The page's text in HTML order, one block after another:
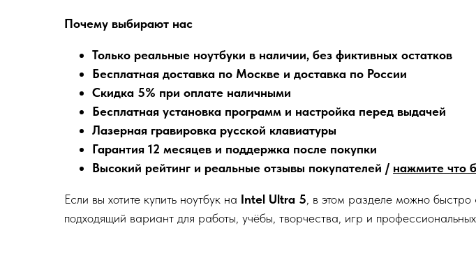
Почему выбирают нас
Только реальные ноутбуки в наличии, без фиктивных остатков
Бесплатная доставка по Москве и доставка по России
Скидка 5% при оплате наличными
Бесплатная установка программ и настройка перед выдачей
Лазерная гравировка русской клавиатуры
Гарантия 12 месяцев и поддержка после покупки
Высокий рейтинг и реальные отзывы покупателей / нажмите что
Если вы хотите купить ноутбук на Intel Ultra 5, в этом разделе можно
подходящий вариант для работы, учёбы, творчества, игр и